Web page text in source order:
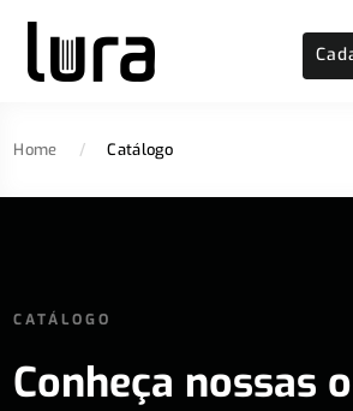
Home / Catálogo
CATÁLOGO
Conheça nossas